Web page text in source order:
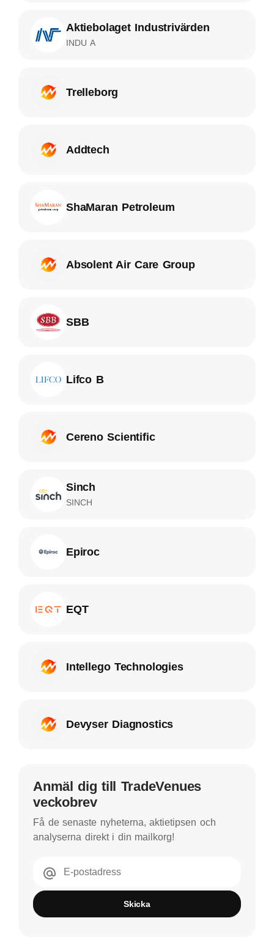
Aktiebolaget Industrivärden
INDU A
Trelleborg
Addtech
ShaMaran Petroleum
Absolent Air Care Group
SBB
Lifco B
Cereno Scientific
Sinch
SINCH
Epiroc
EQT
Intellego Technologies
Devyser Diagnostics
Anmäl dig till TradeVenues
veckobrev
Få de senaste nyheterna, aktietipsen och
analyserna direkt i din mailkorg!
E-postadress
Skicka